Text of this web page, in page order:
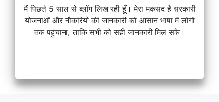
मैं पिछले 5 साल से ब्लॉग लिख रही हूँ। मेरा मकसद है सरकारी
योजनाओं और नौकरियों की जानकारी को आसान भाषा में लोगों
तक पहुंचाना, ताकि सभी को सही जानकारी मिल सके।
...